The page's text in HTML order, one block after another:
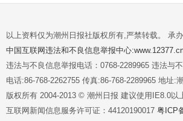
以上资料仅为潮州日报社版权所有,严禁转载。 承
中国互联网违法和不良信息举报中心
违法与不良信息举报电话：0768-2289965 违法与
电话:86-768-2262755 传真:86-768-2289965 地址:
版权所有 2004-2013 © 潮州日报 建议使用IE8.0
互联网新闻信息服务许可证：44120190017 粤ICP